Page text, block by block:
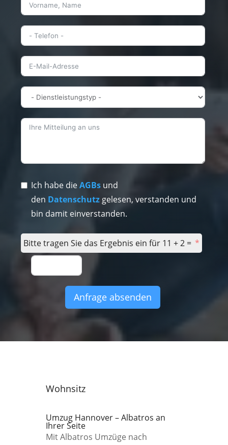
Ich habe dieAGBs und
den Datenschutzgelesen, verstanden und
bin damit einverstanden.
Bitte tragen Sie das Ergebnis ein für 11 + 2 =
Anfrage absenden
Wohnsitz
Umzug Hannover – Albatros an
Ihrer Seite
Mit Albatros Umzüge nach